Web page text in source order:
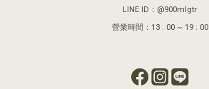
LINE ID：@900mlgtr
營業時間：13 : 00 ~ 19 : 00